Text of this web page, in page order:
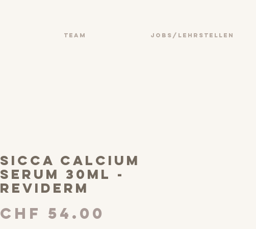
TEAM JOBS/LEHRSTELLEN
sicca calcium
serum 30ml -
Reviderm
CHF 54.00